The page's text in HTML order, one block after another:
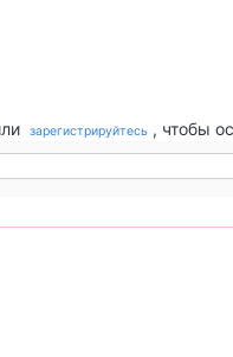
зарегистрируйтесь , чтобы